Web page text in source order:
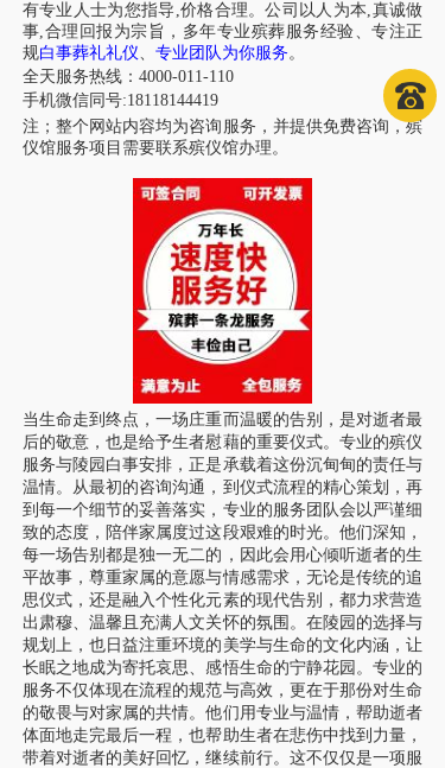
有专业人士为您指导,价格合理。公司以人为本,真诚做
事,合理回报为宗旨，多年专业殡葬服务经验、专注正
规白事葬礼礼仪、 专业团队为你服务。
全天服务热线：4000-011-110
手机微信同号:18118144419
注；整个网站内容均为咨询服务，并提供免费咨询，殡
仪馆服务项目需要联系殡仪馆办理。
当生命走到终点，一场庄重而温暖的告别，是对逝者最
后的敬意，也是给予生者慰藉的重要仪式。专业的殡仪
服务与陵园白事安排，正是承载着这份沉甸甸的责任与
温情。从最初的咨询沟通，到仪式流程的精心策划，再
到每一个细节的妥善落实，专业的服务团队会以严谨细
致的态度，陪伴家属度过这段艰难的时光。他们深知，
每一场告别都是独一无二的，因此会用心倾听逝者的生
平故事，尊重家属的意愿与情感需求，无论是传统的追
思仪式，还是融入个性化元素的现代告别，都力求营造
出肃穆、温馨且充满人文关怀的氛围。在陵园的选择与
规划上，也日益注重环境的美学与生命的文化内涵，让
长眠之地成为寄托哀思、感悟生命的宁静花园。专业的
服务不仅体现在流程的规范与高效，更在于那份对生命
的敬畏与对家属的共情。他们用专业与温情，帮助逝者
体面地走完最后一程，也帮助生者在悲伤中找到力量，
带着对逝者的美好回忆，继续前行。这不仅仅是一项服